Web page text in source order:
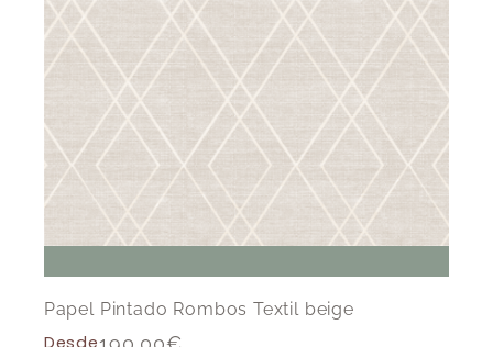
Papel Pintado Rombos Textil beige